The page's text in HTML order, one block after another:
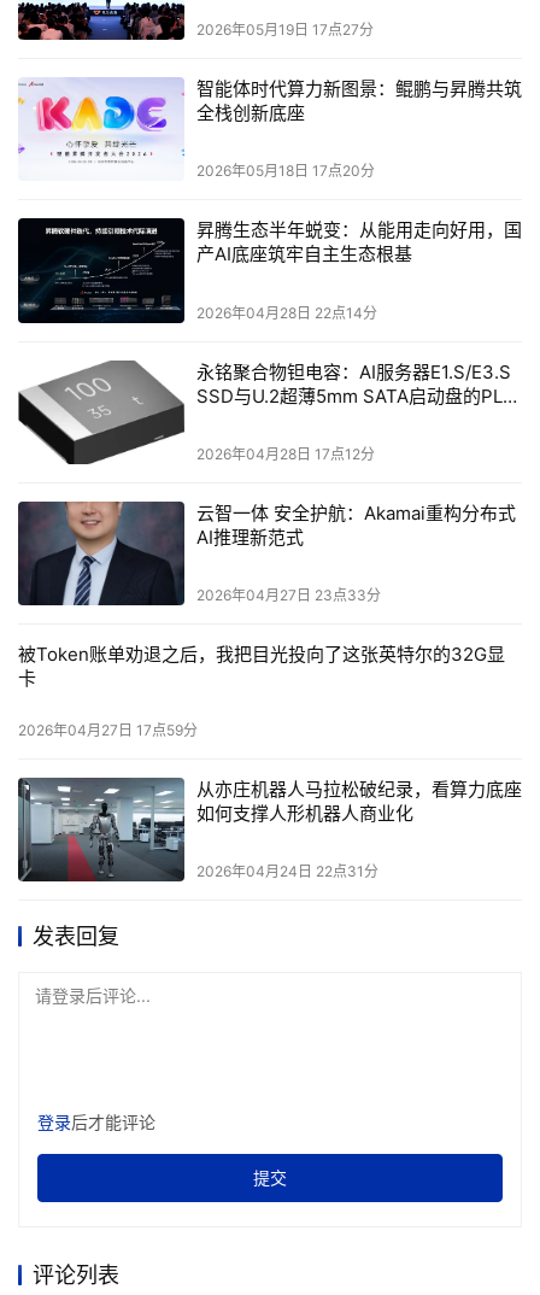
色转型。为了更好地实现2030年的净零目标，Arm与其供
取积极行动。报告指出，通过这一合作，Arm的供应链碳排
放绝对量目标为到2030年减少42%。目前，这一策略已经
展现出显著成效，为公司全面实现净零排放奠定了坚实基础​
此外，秉持公司可持续发展的使命与理念，Arm员工也与公
司携手并进，在ESG实践上相向而行，共同推动社会与环境
的正向变革。在2024财年期间，Arm的员工为慈善机构和
示了如何利用自身的技术和团队优势为全球社会带来正向改
变。这不仅提升了公司声誉，也为整个行业提供了可持续发
展与社会责任相结合的范例。
生态协作：推动科技向善，增进社会福祉
Arm持续投资于由超过2000万名软件开发者所组成的生态
系统，使我们能够更快地为更广泛的软件优化Arm平台，而
运行的能效优势、卓越性能以及加速开发的助益。
此外，技术不仅仅是驱动创新的工具，还是解决全球社会问
全球生态系统合作伙伴的共同努力，积极推动技术在社会福
祉方面的应用：
社会影响力与创新项目的广泛成效：自2015年以来，Arm
经直接惠及610万人​，而通过与合作伙伴更广泛地参与Arm
所支持的社会影响力和创新项目，相关成果间接触及3,290
基金会（UNICEF）自2015年起合作，通过多个创新项目帮
困地区儿童的教育资源可及性​。在非洲，Arm资助的无人机
2026年05月19日 17点27分
智能体时代算力新图景：鲲鹏与昇腾共筑
全栈创新底座
2026年05月18日 17点20分
昇腾生态半年蜕变：从能用走向好用，国
产AI底座筑牢自主生态根基
2026年04月28日 22点14分
永铭聚合物钽电容：AI服务器E1.S/E3.S
SSD与U.2超薄5mm SATA启动盘的PLP
2026年04月28日 17点12分
云智一体 安全护航：Akamai重构分布式
AI推理新范式
2026年04月27日 23点33分
被Token账单劝退之后，我把目光投向了这张英特尔的32G显
卡
2026年04月27日 17点59分
从亦庄机器人马拉松破纪录，看算力底座
如何支撑人形机器人商业化
2026年04月24日 22点31分
发表回复
请登录后评论...
登录后才能评论
提交
评论列表